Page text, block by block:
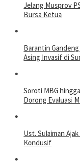
Jelang Musprov
Bursa Ketua
Barantin
Asing Invasif di
Soroti MBG
Dorong Evaluasi
Ust. Sulaiman
Kondusif